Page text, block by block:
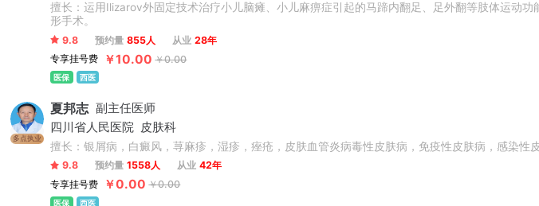
擅长：运用Ilizarov外固定技术治疗小儿脑瘫、小儿麻痹症引起的马蹄内翻足、足外翻等肢体运动
形手术。
9.8 预约量 855人 从业 28年
专享挂号费
￥10.00 ￥0.00
医保 西医
多点执业
夏邦志 副主任医师
四川省人民医院
皮肤科
擅长：银屑病，白癜风，荨麻疹，湿疹，痤疮，皮肤血管炎病毒性皮肤病，免疫性皮肤病，感染性
9.8 预约量 1558人 从业 42年
专享挂号费
￥0.00 ￥0.00
医保 西医